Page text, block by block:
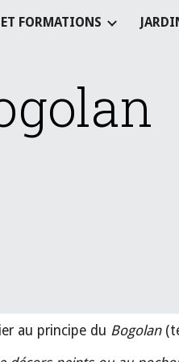
Skip to navigation
ET FORMATIONS
au principe du Bogolan